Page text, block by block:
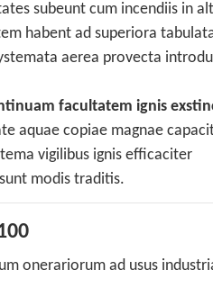
subeunt cum incendiis in
habent ad superiora
aerea provecta
facultatem ignis
aquae copiae magnae
vigilibus ignis efficaciter
modis traditis.
onerariorum ad usus